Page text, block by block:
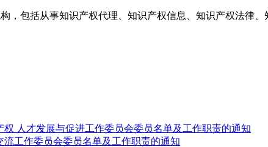
，包括从事知识产权代理、知识产权信息、知识产权法律
人才发展与促进工作委员会委员名单及工作职责的通知
工作委员会委员名单及工作职责的通知